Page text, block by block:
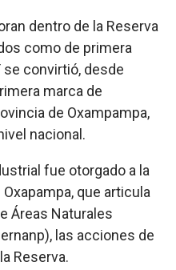
dentro de la Reserva
como de primera
se convirtió, desde
marca de
de Oxampampa,
nacional.
fue otorgado a la
que articula
Áreas Naturales
las acciones de
Reserva.